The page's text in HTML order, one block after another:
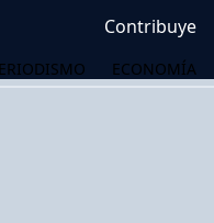
Contribuye
ECONOMÍA